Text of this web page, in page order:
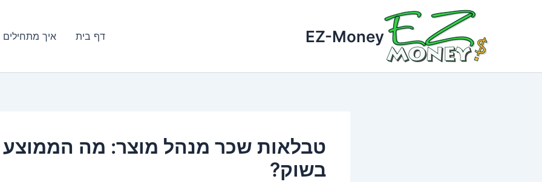
EZ-Money דף בית איך
טבלאות שכר מנהל מוצר: מה הממוצע
בשוק?